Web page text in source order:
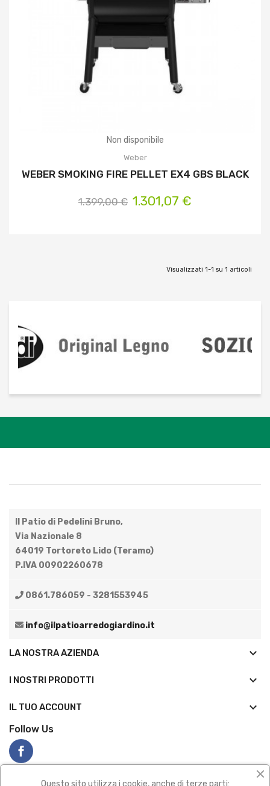
Non disponibile
Weber
WEBER SMOKING FIRE PELLET EX4 GBS BLACK
1.399,00 € 1.301,07 €
Visualizzati 1-1 su 1 articoli
Il Patio di Pedelini Bruno,
Via Nazionale 8
64019 Tortoreto Lido (Teramo)
P.IVA 00902260678
0861.786059 - 3281553945
info@ilpatioarredogiardino.it
LA NOSTRA AZIENDA keyboard_arrow_down
I NOSTRI PRODOTTI keyboard_arrow_down
IL TUO ACCOUNT 
Follow Us
Questo sito utilizza i cookie, anche di terze parti: